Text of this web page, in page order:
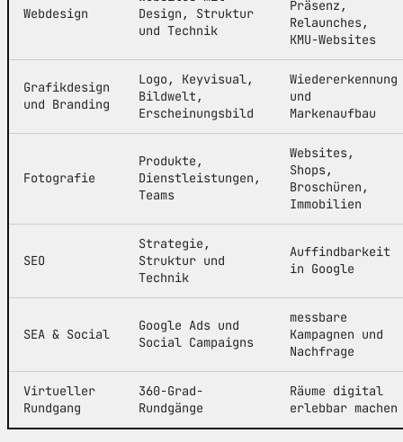
Webdesign
Design, Struktur
und Technik
Präsenz,
Relaunches,
KMU-Websites
Grafikdesign
und Branding
Logo, Keyvisual,
Bildwelt,
Erscheinungsbild
Wiedererkennung
und
Markenaufbau
Fotografie
Produkte,
Dienstleistungen,
Teams
Websites,
Shops,
Broschüren,
Immobilien
SEO
Strategie,
Struktur und
Technik
Auffindbarkeit
in Google
SEA & Social
Google Ads und
Social Campaigns
messbare
Kampagnen und
Nachfrage
Virtueller
Rundgang
360-Grad-
Rundgänge
Räume digital
erlebbar machen